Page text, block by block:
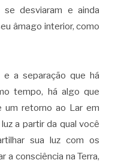
desviaram e ainda
âmago interior, como
a separação que há
tempo, há algo que
um retorno ao Lar em
a partir da qual você
sua luz com os
a consciência na Terra,